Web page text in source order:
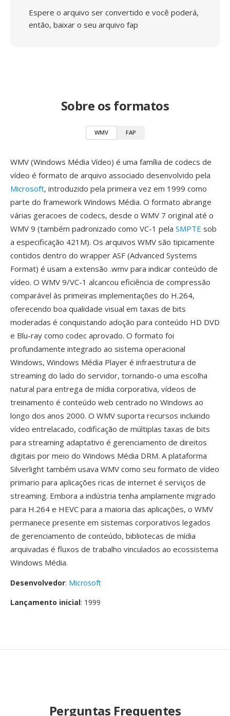
Espere o arquivo ser convertido e você poderá,
então, baixar o seu arquivo fap
Sobre os formatos
WMV FAP
WMV (Windows Média Vídeo) é uma família de codecs de
vídeo é formato de arquivo associado desenvolvido pela
Microsoft, introduzido pela primeira vez em 1999 como
parte do framework Windows Média. O formato abrange
várias geracoes de codecs, desde o WMV 7 original até o
WMV 9 (também padronizado como VC-1 pela SMPTE sob
a especificação 421M). Os arquivos WMV são tipicamente
contidos dentro do wrapper ASF (Advanced Systems
Format) é usam a extensão .wmv para indicar conteúdo de
vídeo. O WMV 9/VC-1 alcancou eficiência de compressão
comparável às primeiras implementações do H.264,
oferecendo boa qualidade visual em taxas de bits
moderadas é conquistando adoção para conteúdo HD DVD
e Blu-ray como codec aprovado. O formato foi
profundamente integrado ao sistema operacional
Windows, Windows Média Player é infraestrutura de
streaming do lado do servidor, tornando-o uma escolha
natural para entrega de mídia corporativa, vídeos de
treinamento é conteúdo web centrado no Windows ao
longo dos anos 2000. O WMV suporta recursos incluindo
vídeo entrelacado, codificação de múltiplas taxas de bits
para streaming adaptativo é gerenciamento de direitos
digitais por meio do Windows Média DRM. A plataforma
Silverlight também usava WMV como seu formato de vídeo
primario para aplicações ricas de internet é serviços de
streaming. Embora a indústria tenha amplamente migrado
para H.264 e HEVC para a maioria das aplicações, o WMV
permanece presente em sistemas corporativos legados
de gerenciamento de conteúdo, bibliotecas de mídia
arquivadas é fluxos de trabalho vinculados ao ecossistema
Windows Média.
Desenvolvedor: Microsoft
Lançamento inicial: 1999
Perguntas Frequentes